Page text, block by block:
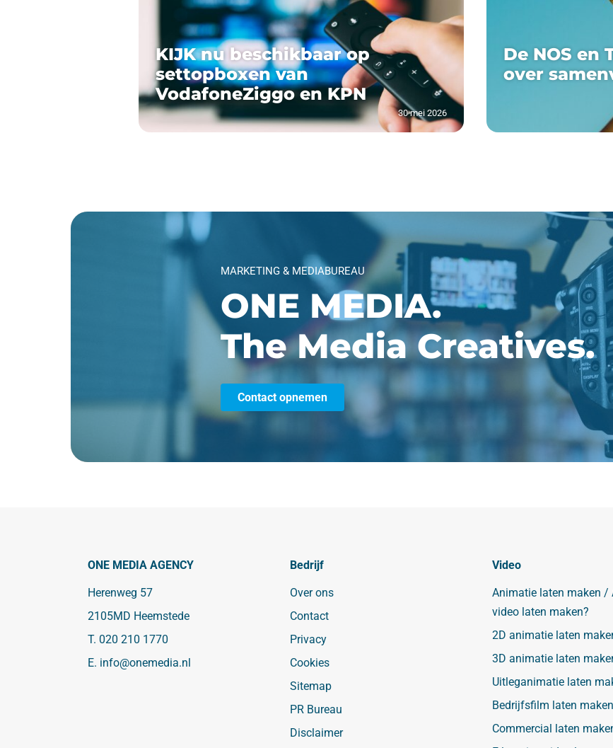
KIJK nu beschikbaar op
settopboxen van
VodafoneZiggo en KPN
30 mei 2026
De NOS en
over
MARKETING & MEDIABUREAU
ONE MEDIA.
The Media Creatives.
Contact opnemen
Bedrijf
Over ons
Contact
Privacy
Cookies
Sitemap
PR Bureau
Disclaimer
Video
Animatie laten maken /
video laten maken?
2D animatie laten
3D animatie laten
Uitleganimatie laten
Bedrijfsfilm laten maken
Commercial laten
ONE MEDIA AGENCY
Herenweg 57
2105MD Heemstede
T. 020 210 1770
E. info@onemedia.nl